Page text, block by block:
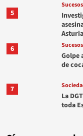
5
Sucesos
6
Sucesos
Golpe
de
7
La
toda